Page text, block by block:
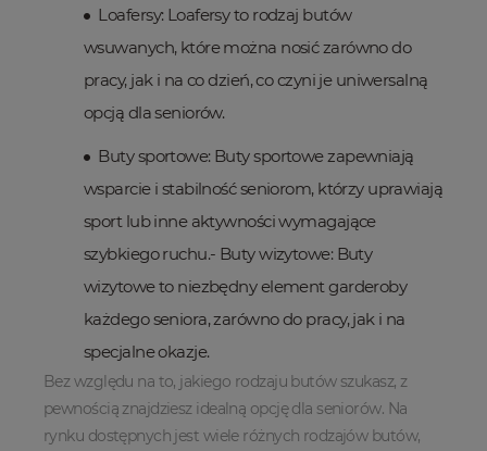
Loafersy: Loafersy to rodzaj butów
wsuwanych, które można nosić zarówno do
pracy, jak i na co dzień, co czyni je uniwersalną
opcją dla seniorów.
Buty sportowe: Buty sportowe zapewniają
wsparcie i stabilność seniorom, którzy uprawiają
sport lub inne aktywności wymagające
szybkiego ruchu.- Buty wizytowe: Buty
wizytowe to niezbędny element garderoby
każdego seniora, zarówno do pracy, jak i na
specjalne okazje.
Bez względu na to, jakiego rodzaju butów szukasz, z
pewnością znajdziesz idealną opcję dla seniorów. Na
rynku dostępnych jest wiele różnych rodzajów butów,